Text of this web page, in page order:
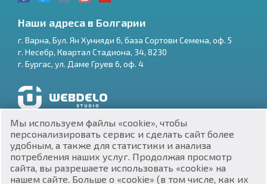
$
₽
₴
Наши адреса в Болгарии
г. Варна, Бул. Ян Хунияди 6, база Сортови Семена, оф. 5
г. Несебр, Квартал Стадиона, 34, 8230
г. Бургас, ул. Даме Груев 6, оф. 4
Разработка и SEO продвижение сайтов
Мы используем файлы «cookie», чтобы
персонализировать сервис и сделать сайт более
удобным, а также для статистики и анализа
потребления наших услуг. Продолжая просмотр
сайта, вы разрешаете использовать «cookie» на
нашем сайте. Больше о «cookie» (в том числе, как их